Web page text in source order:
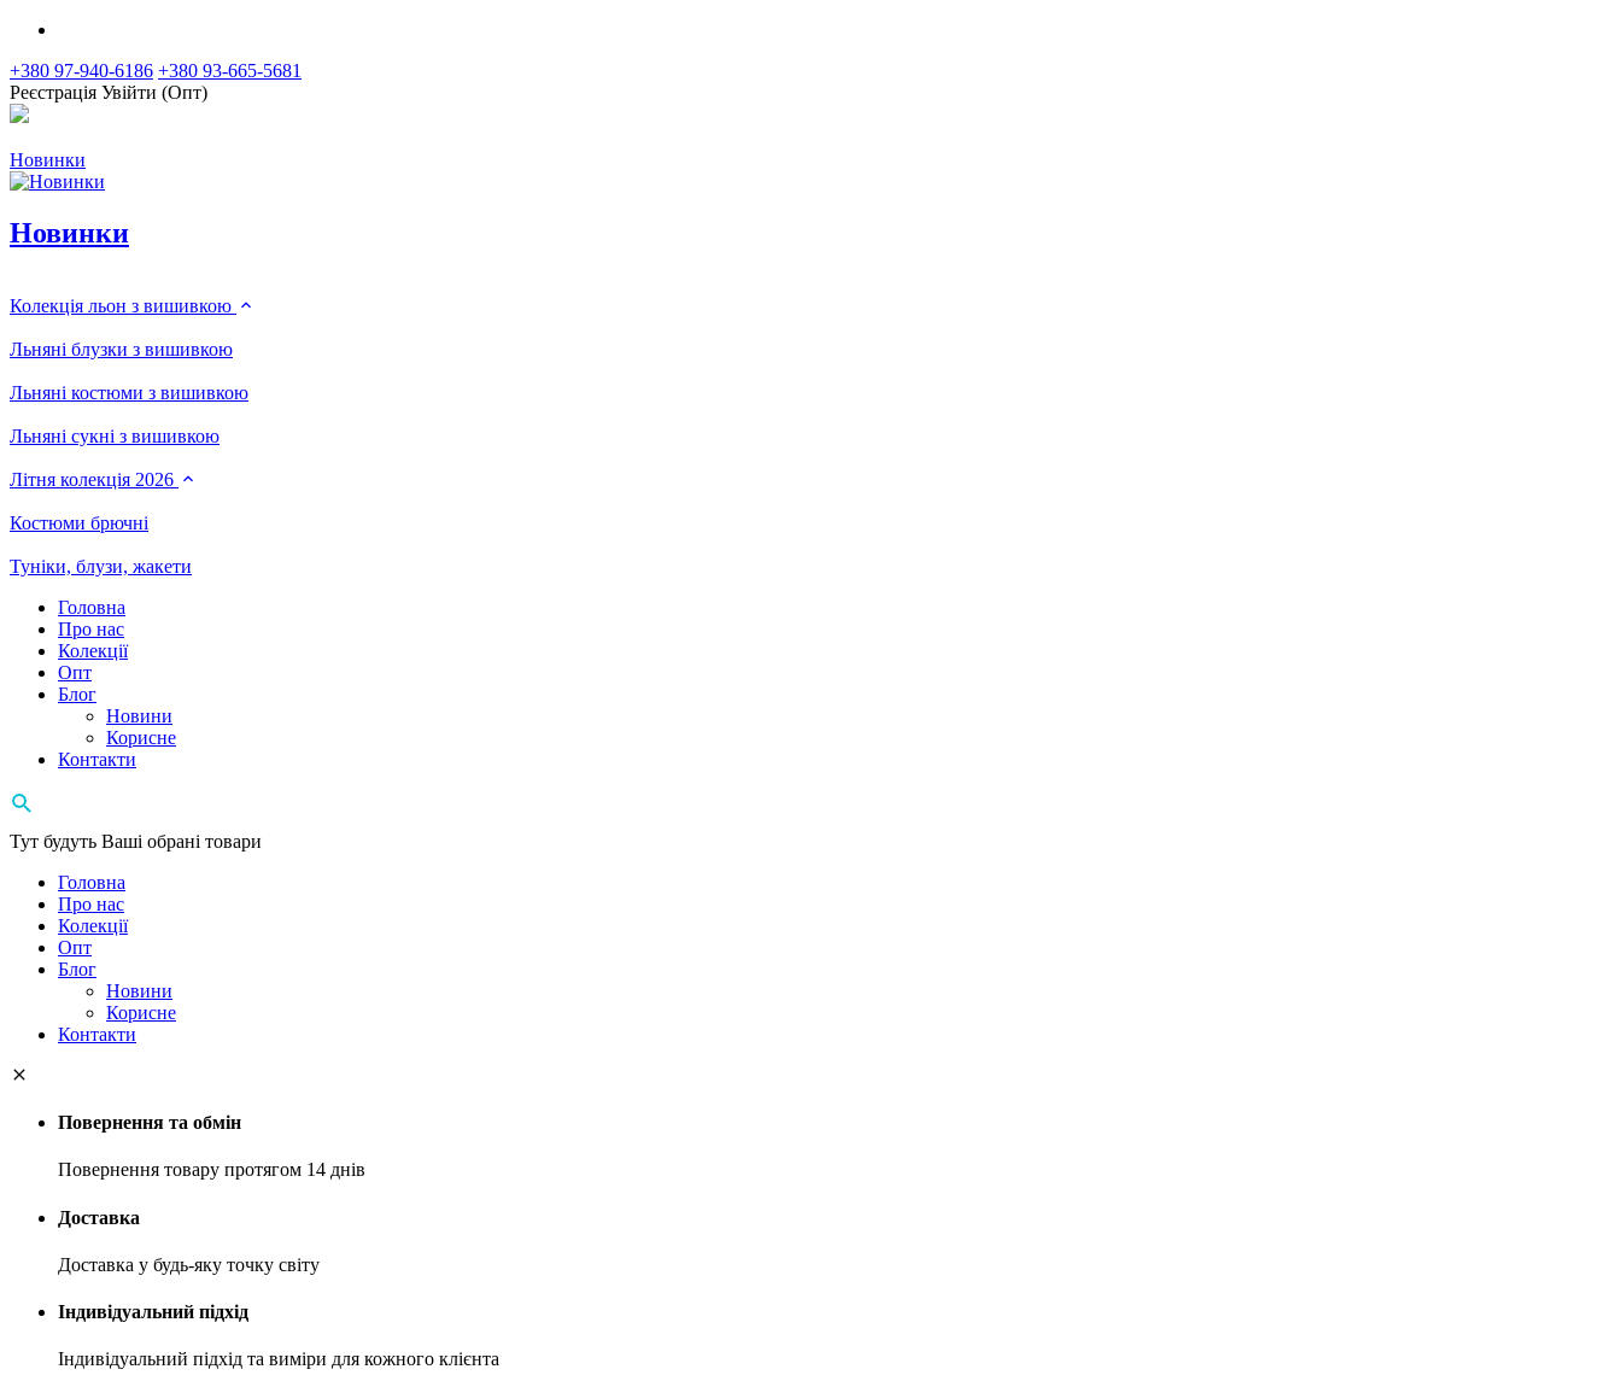
+380 97-940-6186 +380 93-665-5681
Реєстрація Увійти (Опт)
Новинки
Новинки
Колекція льон з вишивкою
Льняні блузки з вишивкою
Льняні костюми з вишивкою
Льняні сукні з вишивкою
Літня колекція 2026
Костюми брючні
Туніки, блузи, жакети
Головна
Про нас
Колекції
Опт
Блог
Новини
Корисне
Контакти
Тут будуть Ваші обрані товари
Головна
Про нас
Колекції
Опт
Блог
Новини
Корисне
Контакти
Повернення та обмін
Повернення товару протягом 14 днів
Доставка
Доставка у будь-яку точку світу
Індивідуальний підхід
Індивідуальний підхід та виміри для кожного клієнта